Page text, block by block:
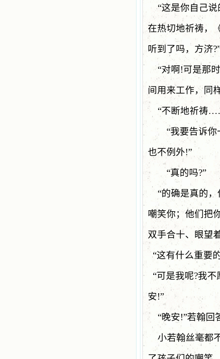
“这是你自己说
在热切地祈祷，
听到了吗，方济
“对啊!可是那
间用来工作，同
“不断地祈祷
“我要告诉你
也不例外!”
“真的吗?”
“的确是真的
嘲笑你；他们把
双手合十、眼望
“这有什么重要
“可是我呢?我不
安!”
“晚安!”若翰回
小若翰丝毫都